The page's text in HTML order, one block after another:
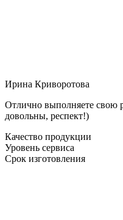
Ирина Криворотова
Отлично выполняете свою
довольны, респект!)
Качество продукции
Уровень сервиса
Срок изготовления